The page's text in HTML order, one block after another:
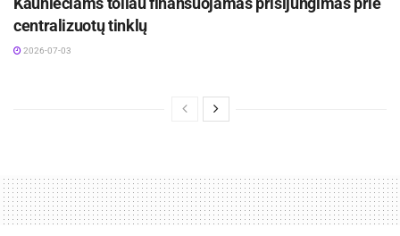
centralizuotų tinklų
2026-07-03